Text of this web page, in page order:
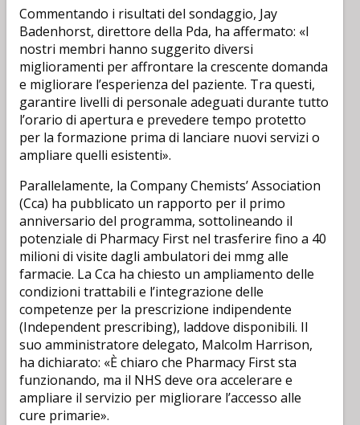
Commentando i risultati del sondaggio, Jay
Badenhorst, direttore della Pda, ha affermato: «I
nostri membri hanno suggerito diversi
miglioramenti per affrontare la crescente domanda
e migliorare l’esperienza del paziente. Tra questi,
garantire livelli di personale adeguati durante tutto
l’orario di apertura e prevedere tempo protetto
per la formazione prima di lanciare nuovi servizi o
ampliare quelli esistenti».
Parallelamente, la Company Chemists’ Association
(Cca) ha pubblicato un rapporto per il primo
anniversario del programma, sottolineando il
potenziale di Pharmacy First nel trasferire fino a 40
milioni di visite dagli ambulatori dei mmg alle
farmacie. La Cca ha chiesto un ampliamento delle
condizioni trattabili e l’integrazione delle
competenze per la prescrizione indipendente
(Independent prescribing), laddove disponibili. Il
suo amministratore delegato, Malcolm Harrison,
ha dichiarato: «È chiaro che Pharmacy First sta
funzionando, ma il NHS deve ora accelerare e
ampliare il servizio per migliorare l’accesso alle
cure primarie».